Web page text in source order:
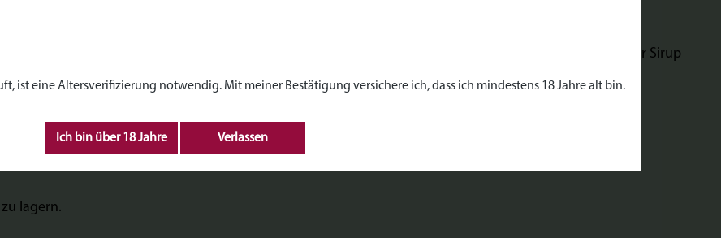
Sirup"
ätherische Öle und Vitamin C, die schleimlösend, durchblutungsfördernd und antibakteriell wirken. Der Sirup
zitronigen, würzigen Aroma Getränke und Gerichte zu bereichern.
mit seinem zitronigen, herb-würzigen Aroma Getränke und Gerichte zu verfeinern.
lagern.
ist eine Altersverifizierung notwendig. Mit meiner Bestätigung versichere ich, dass ich mindestens 18 Jahre alt bin.
Ich bin über 18 Jahre Verlassen